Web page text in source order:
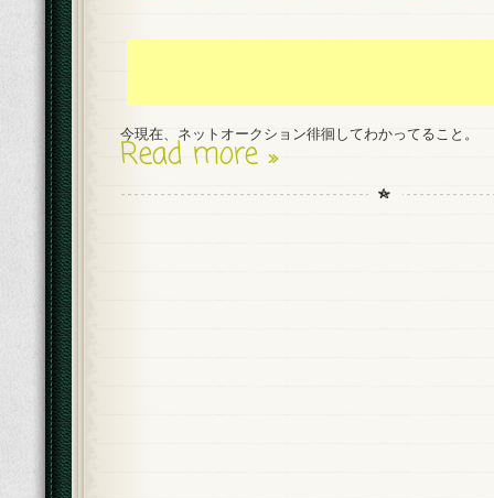
今現在、ネットオークション徘徊してわかってること。
Read more »